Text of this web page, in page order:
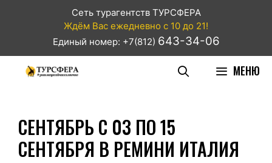
Сеть турагентств ТУРСФЕРА
Ждём Вас ежедневно с 10 до 21!
Единый номер: +7(812) 643-34-06
МЕНЮ
СЕНТЯБРЬ С 03 ПО 15
СЕНТЯБРЯ В РЕМИНИ ИТАЛИЯ